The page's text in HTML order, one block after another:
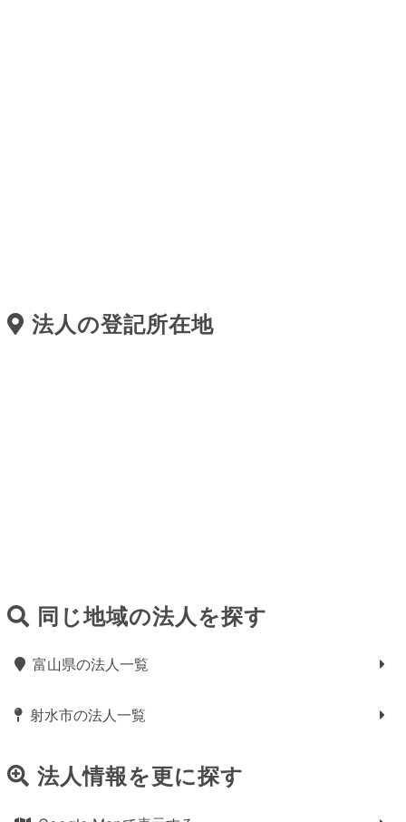
法人の登記所在地
同じ地域の法人を探す
富山県の法人一覧
射水市の法人一覧
法人情報を更に探す